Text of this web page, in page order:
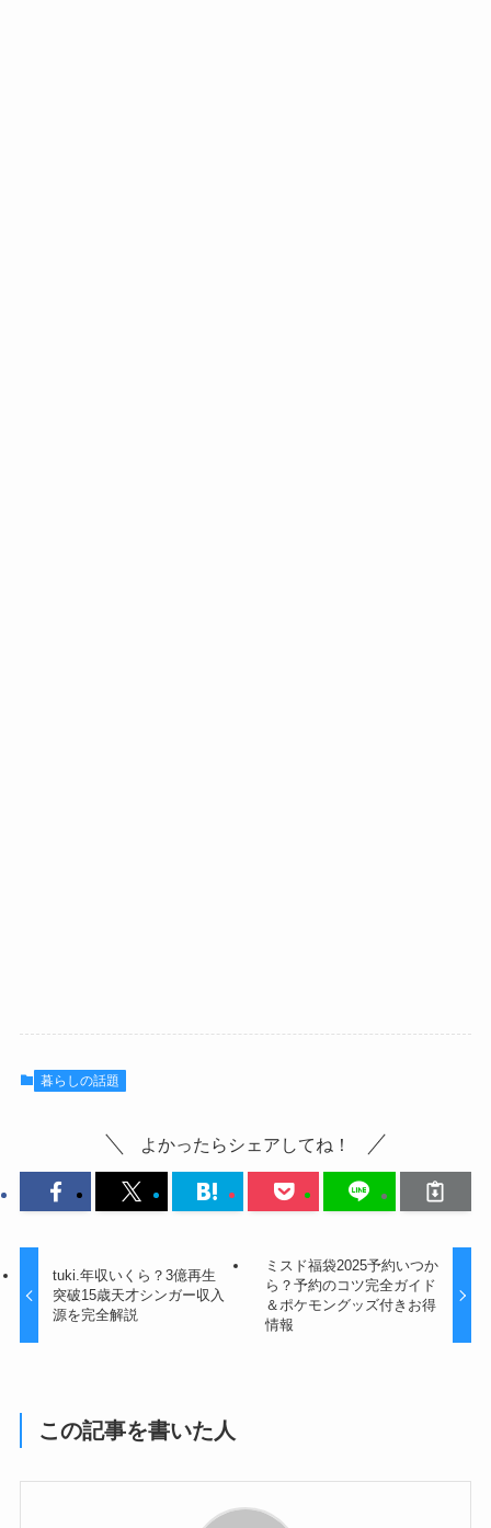
暮らしの話題
よかったらシェアしてね！
tuki.年収いくら？3億再生
突破15歳天才シンガー収入
源を完全解説
ミスド福袋2025予約いつか
ら？予約のコツ完全ガイド
＆ポケモングッズ付きお得
情報
この記事を書いた人